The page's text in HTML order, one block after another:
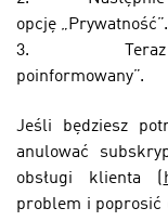
opcję „Prywatność”.
3.
poinformowany”.
Jeśli będziesz
anulować
obsługi klienta
problem i poprosić